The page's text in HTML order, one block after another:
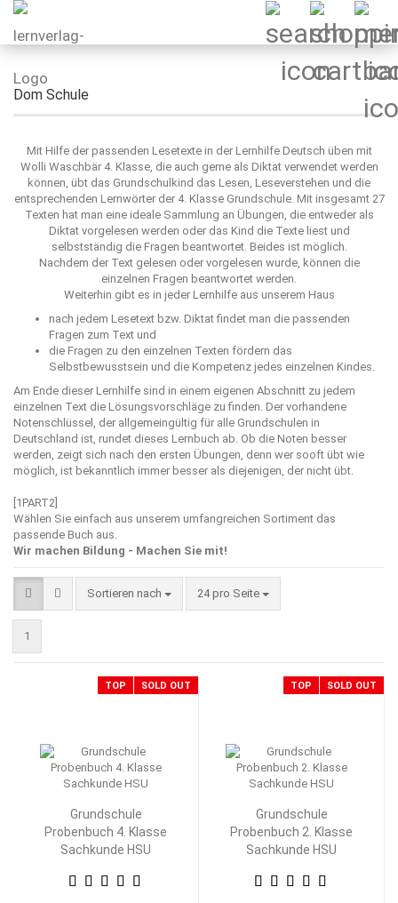
Dom Schule
Mit Hilfe der passenden Lesetexte in der Lernhilfe Deutsch üben mit
Wolli Waschbär 4. Klasse, die auch gerne als Diktat verwendet werden
können, übt das Grundschulkind das Lesen, Leseverstehen und die
entsprechenden Lernwörter der 4. Klasse Grundschule. Mit insgesamt 27
Texten hat man eine ideale Sammlung an Übungen, die entweder als
Diktat vorgelesen werden oder das Kind die Texte liest und
selbstständig die Fragen beantwortet. Beides ist möglich.
Nachdem der Text gelesen oder vorgelesen wurde, können die
einzelnen Fragen beantwortet werden.
Weiterhin gibt es in jeder Lernhilfe aus unserem Haus
nach jedem Lesetext bzw. Diktat findet man die passenden
Fragen zum Text und
die Fragen zu den einzelnen Texten fördern das
Selbstbewusstsein und die Kompetenz jedes einzelnen Kindes.
Am Ende dieser Lernhilfe sind in einem eigenen Abschnitt zu jedem
einzelnen Text die Lösungsvorschläge zu finden. Der vorhandene
Notenschlüssel, der allgemeingültig für alle Grundschulen in
Deutschland ist, rundet dieses Lernbuch ab. Ob die Noten besser
werden, zeigt sich nach den ersten Übungen, denn wer sooft übt wie
möglich, ist bekanntlich immer besser als diejenigen, der nicht übt.
[1PART2]
Wählen Sie einfach aus unserem umfangreichen Sortiment das
passende Buch aus.
Wir machen Bildung - Machen Sie mit!
Sortieren nach
Sortieren nach 24 pro Seite
pro Seite
1
TOP SOLD OUT
Grundschule
Probenbuch 4. Klasse
Sachkunde HSU
TOP SOLD OUT
Grundschule
Probenbuch 2. Klasse
Sachkunde HSU